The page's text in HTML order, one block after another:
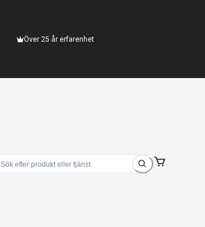
Över 25 år erfarenhet